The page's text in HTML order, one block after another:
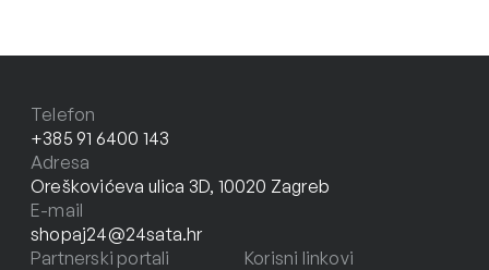
Telefon
+385 91 6400 143
Adresa
Oreškovićeva ulica 3D, 10020 Zagreb
E-mail
shopaj24@24sata.hr
Partnerski portali
Korisni linkovi